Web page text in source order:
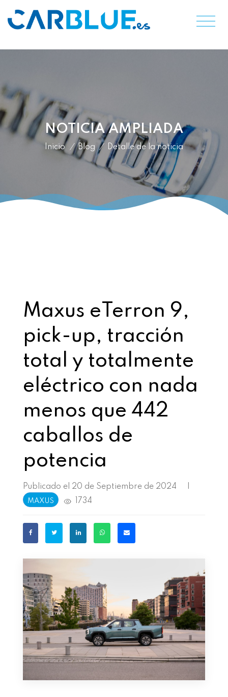
NOTICIA AMPLIADA
Inicio / Blog / Detalle de la noticia
Maxus eTerron 9,
pick-up, tracción
total y totalmente
eléctrico con nada
menos que 442
caballos de
potencia
Publicado el 20 de Septiembre de 2024 |
MAXUS 1734